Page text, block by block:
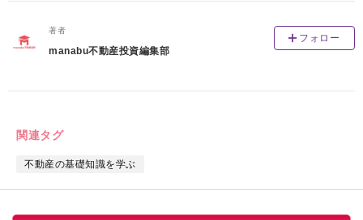
著者
manabu不動産投資編集部
フォロー
関連タグ
不動産の基礎知識を学ぶ